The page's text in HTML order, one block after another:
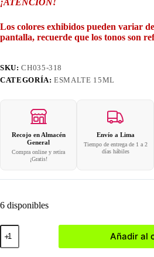
Los colores exhibidos pueden variar
pantalla, recuerde que los tonos son
SKU:CH035-318
CATEGORÍA:ESMALTE 15ML
Recojo en Almacén
General
Compra online y retira
¡Gratis!
Envío a Lima
Tiempo de entrega de 1 a 2
días hábiles
6 disponibles
318
Esmalte
en
Añadir al